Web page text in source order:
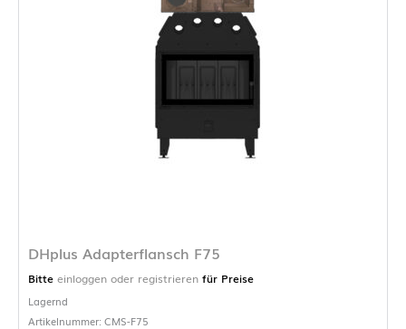
DHplus Adapterflansch F75
Bitte einloggen oder registrieren für Preise
Lagernd
Artikelnummer: CMS-F75